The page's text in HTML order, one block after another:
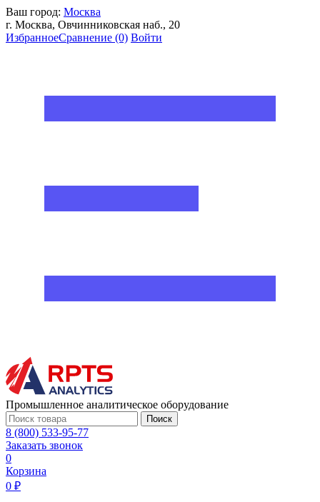
Ваш город: Москва
г. Москва, Овчинниковская наб., 20
ИзбранноеСравнение (0) Войти
Промышленное аналитическое оборудование
Поиск
8 (800) 533-95-77
Заказать звонок
0
Корзина
0 ₽